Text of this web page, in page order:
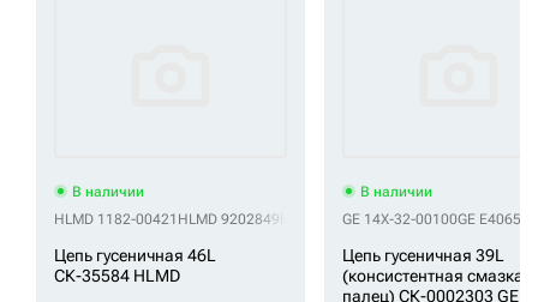
В наличии
HLMD 1182-00421 HLMD 9202849 HLMD 9248706HLMD 9271970HLMD
Цепь гусеничная 46L
СК-35584 HLMD
В наличии
GE 14X-32-00100GE
Цепь гусеничная 39L
(консистентная смазка,
палец) СК-0002303 GE